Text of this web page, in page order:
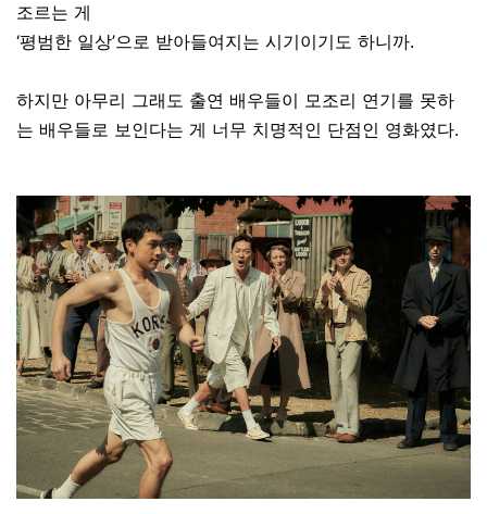
조르는 게
‘평범한 일상’으로 받아들여지는 시기이기도 하니까.
하지만 아무리 그래도 출연 배우들이 모조리 연기를 못하
는 배우들로 보인다는 게 너무 치명적인 단점인 영화였다.